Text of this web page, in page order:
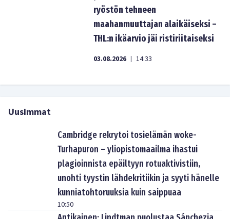
ryöstön tehneen
maahanmuuttajan alaikäiseksi –
THL:n ikäarvio jäi ristiriitaiseksi
03.08.2026 | 14:33
Uusimmat
Cambridge rekrytoi tosielämän woke-
Turhapuron – yliopistomaailma ihastui
plagioinnista epäiltyyn rotuaktivistiin,
unohti tyystin lähdekritiikin ja syyti hänelle
kunniatohtoruuksia kuin saippuaa
10:50